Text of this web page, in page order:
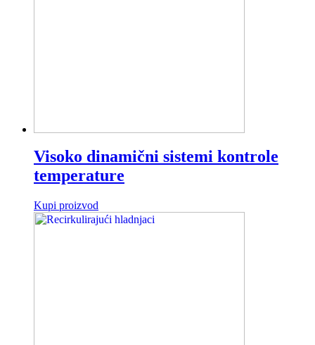
Visoko dinamični sistemi kontrole
temperature
Kupi proizvod